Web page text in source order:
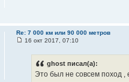
Re: 7 000 км или 90 000 метров
16 окт 2017, 07:10
ghost писал(а):
Это был не совсем поход ,